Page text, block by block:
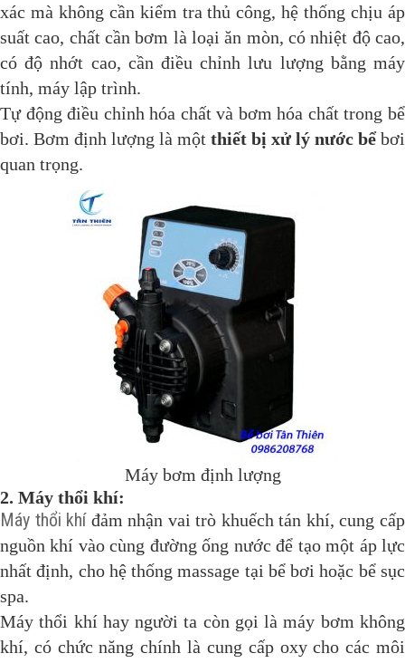
xác mà không cần kiểm tra thủ công, hệ thống chịu áp
suất cao, chất cần bơm là loại ăn mòn, có nhiệt độ cao,
có độ nhớt cao, cần điều chỉnh lưu lượng bằng máy
tính, máy lập trình.
Tự động điều chỉnh hóa chất và bơm hóa chất trong bể
bơi. Bơm định lượng là một thiết bị xử lý nước bểbơi
quan trọng.
Máy bơm định lượng
2. Máy thổi khí:
Máy thổi khíđảm nhận vai trò khuếch tán khí, cung cấp
nguồn khí vào cùng đường ống nước để tạo một áp lực
nhất định, cho hệ thống massage tại bể bơi hoặc bể sục
spa.
Máy thổi khí hay người ta còn gọi là máy bơm không
khí, có chức năng chính là cung cấp oxy cho các môi